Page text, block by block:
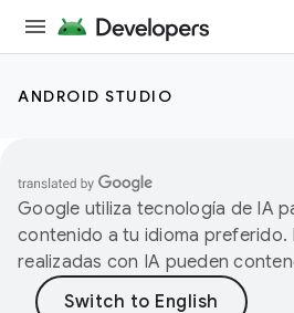
ANDROID STUDIO
Google utiliza tecnología de IA
contenido a tu idioma preferido.
realizadas con IA pueden